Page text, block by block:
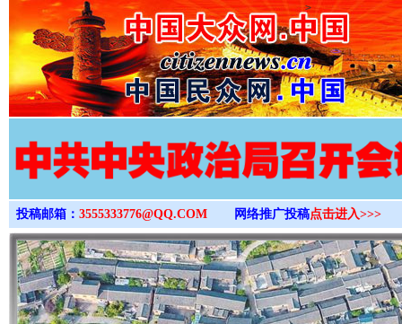
>
投稿邮箱： 3555333776@QQ.COM 网络推广投稿点击进入>>>